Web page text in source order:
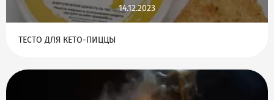
14.12.2023
ТЕСТО ДЛЯ КЕТО-ПИЦЦЫ